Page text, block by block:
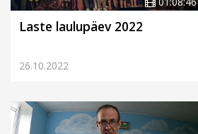
Laste laulupäev 2022
26.10.2022